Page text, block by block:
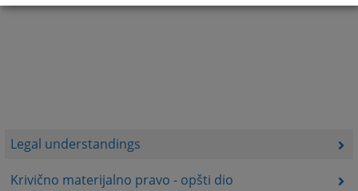
Legal understandings
Krivično materijalno pravo - opšti dio